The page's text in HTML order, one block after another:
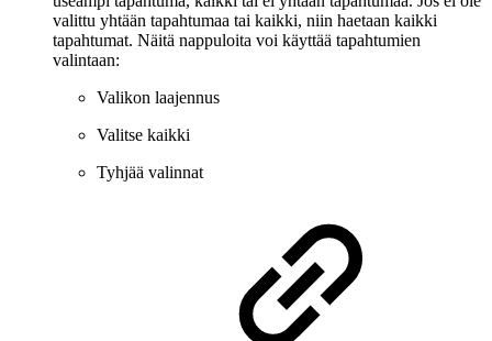
valittu yhtään tapahtumaa tai kaikki, niin haetaan kaikki
tapahtumat. Näitä nappuloita voi käyttää tapahtumien
valintaan:
Valikon laajennus
Valitse kaikki
Tyhjää valinnat